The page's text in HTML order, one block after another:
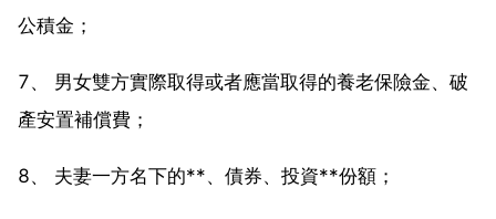
公積金；
7、 男女雙方實際取得或者應當取得的養老保險金、破
產安置補償費；
8、 夫妻一方名下的**、債券、投資**份額；